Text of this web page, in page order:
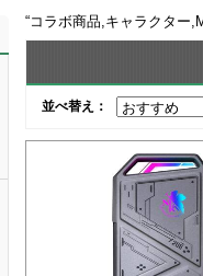
“コラボ商品,キャラクター
並べ替え：